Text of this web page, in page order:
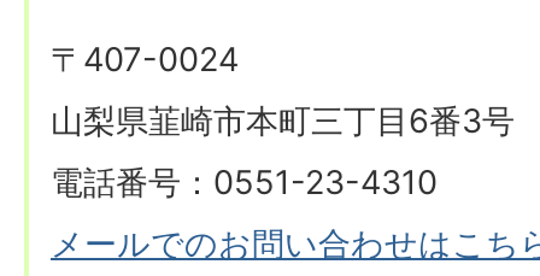
〒407-0024
山梨県韮崎市本町三丁目6番3号
電話番号：0551-23-4310
メールでのお問い合わせはこち